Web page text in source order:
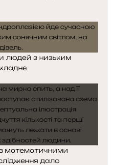
людей з низьким
математичними
дало